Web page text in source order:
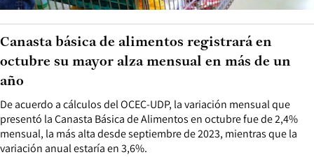
De acuerdo a cálculos del OCEC-UDP, la variación mensual que
presentó la Canasta Básica de Alimentos en octubre fue de 2,4%
mensual, la más alta desde septiembre de 2023, mientras que la
variación anual estaría en 3,6%.
Canasta básica de alimentos registrará en
octubre su mayor alza mensual en más de un
año